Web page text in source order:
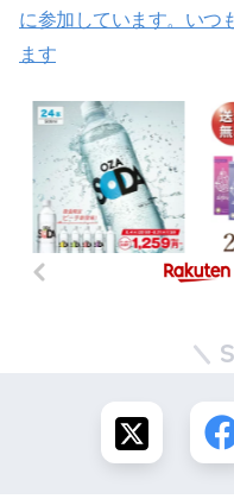
に参加しています。いつ
ます